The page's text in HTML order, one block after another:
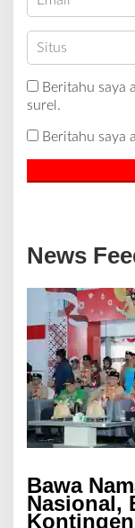
Beritahu saya
surel.
Beritahu saya
News
Bawa
Nasional,